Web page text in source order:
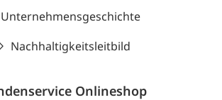
Unternehmensgeschichte
Nachhaltigkeitsleitbild
Onlineshop